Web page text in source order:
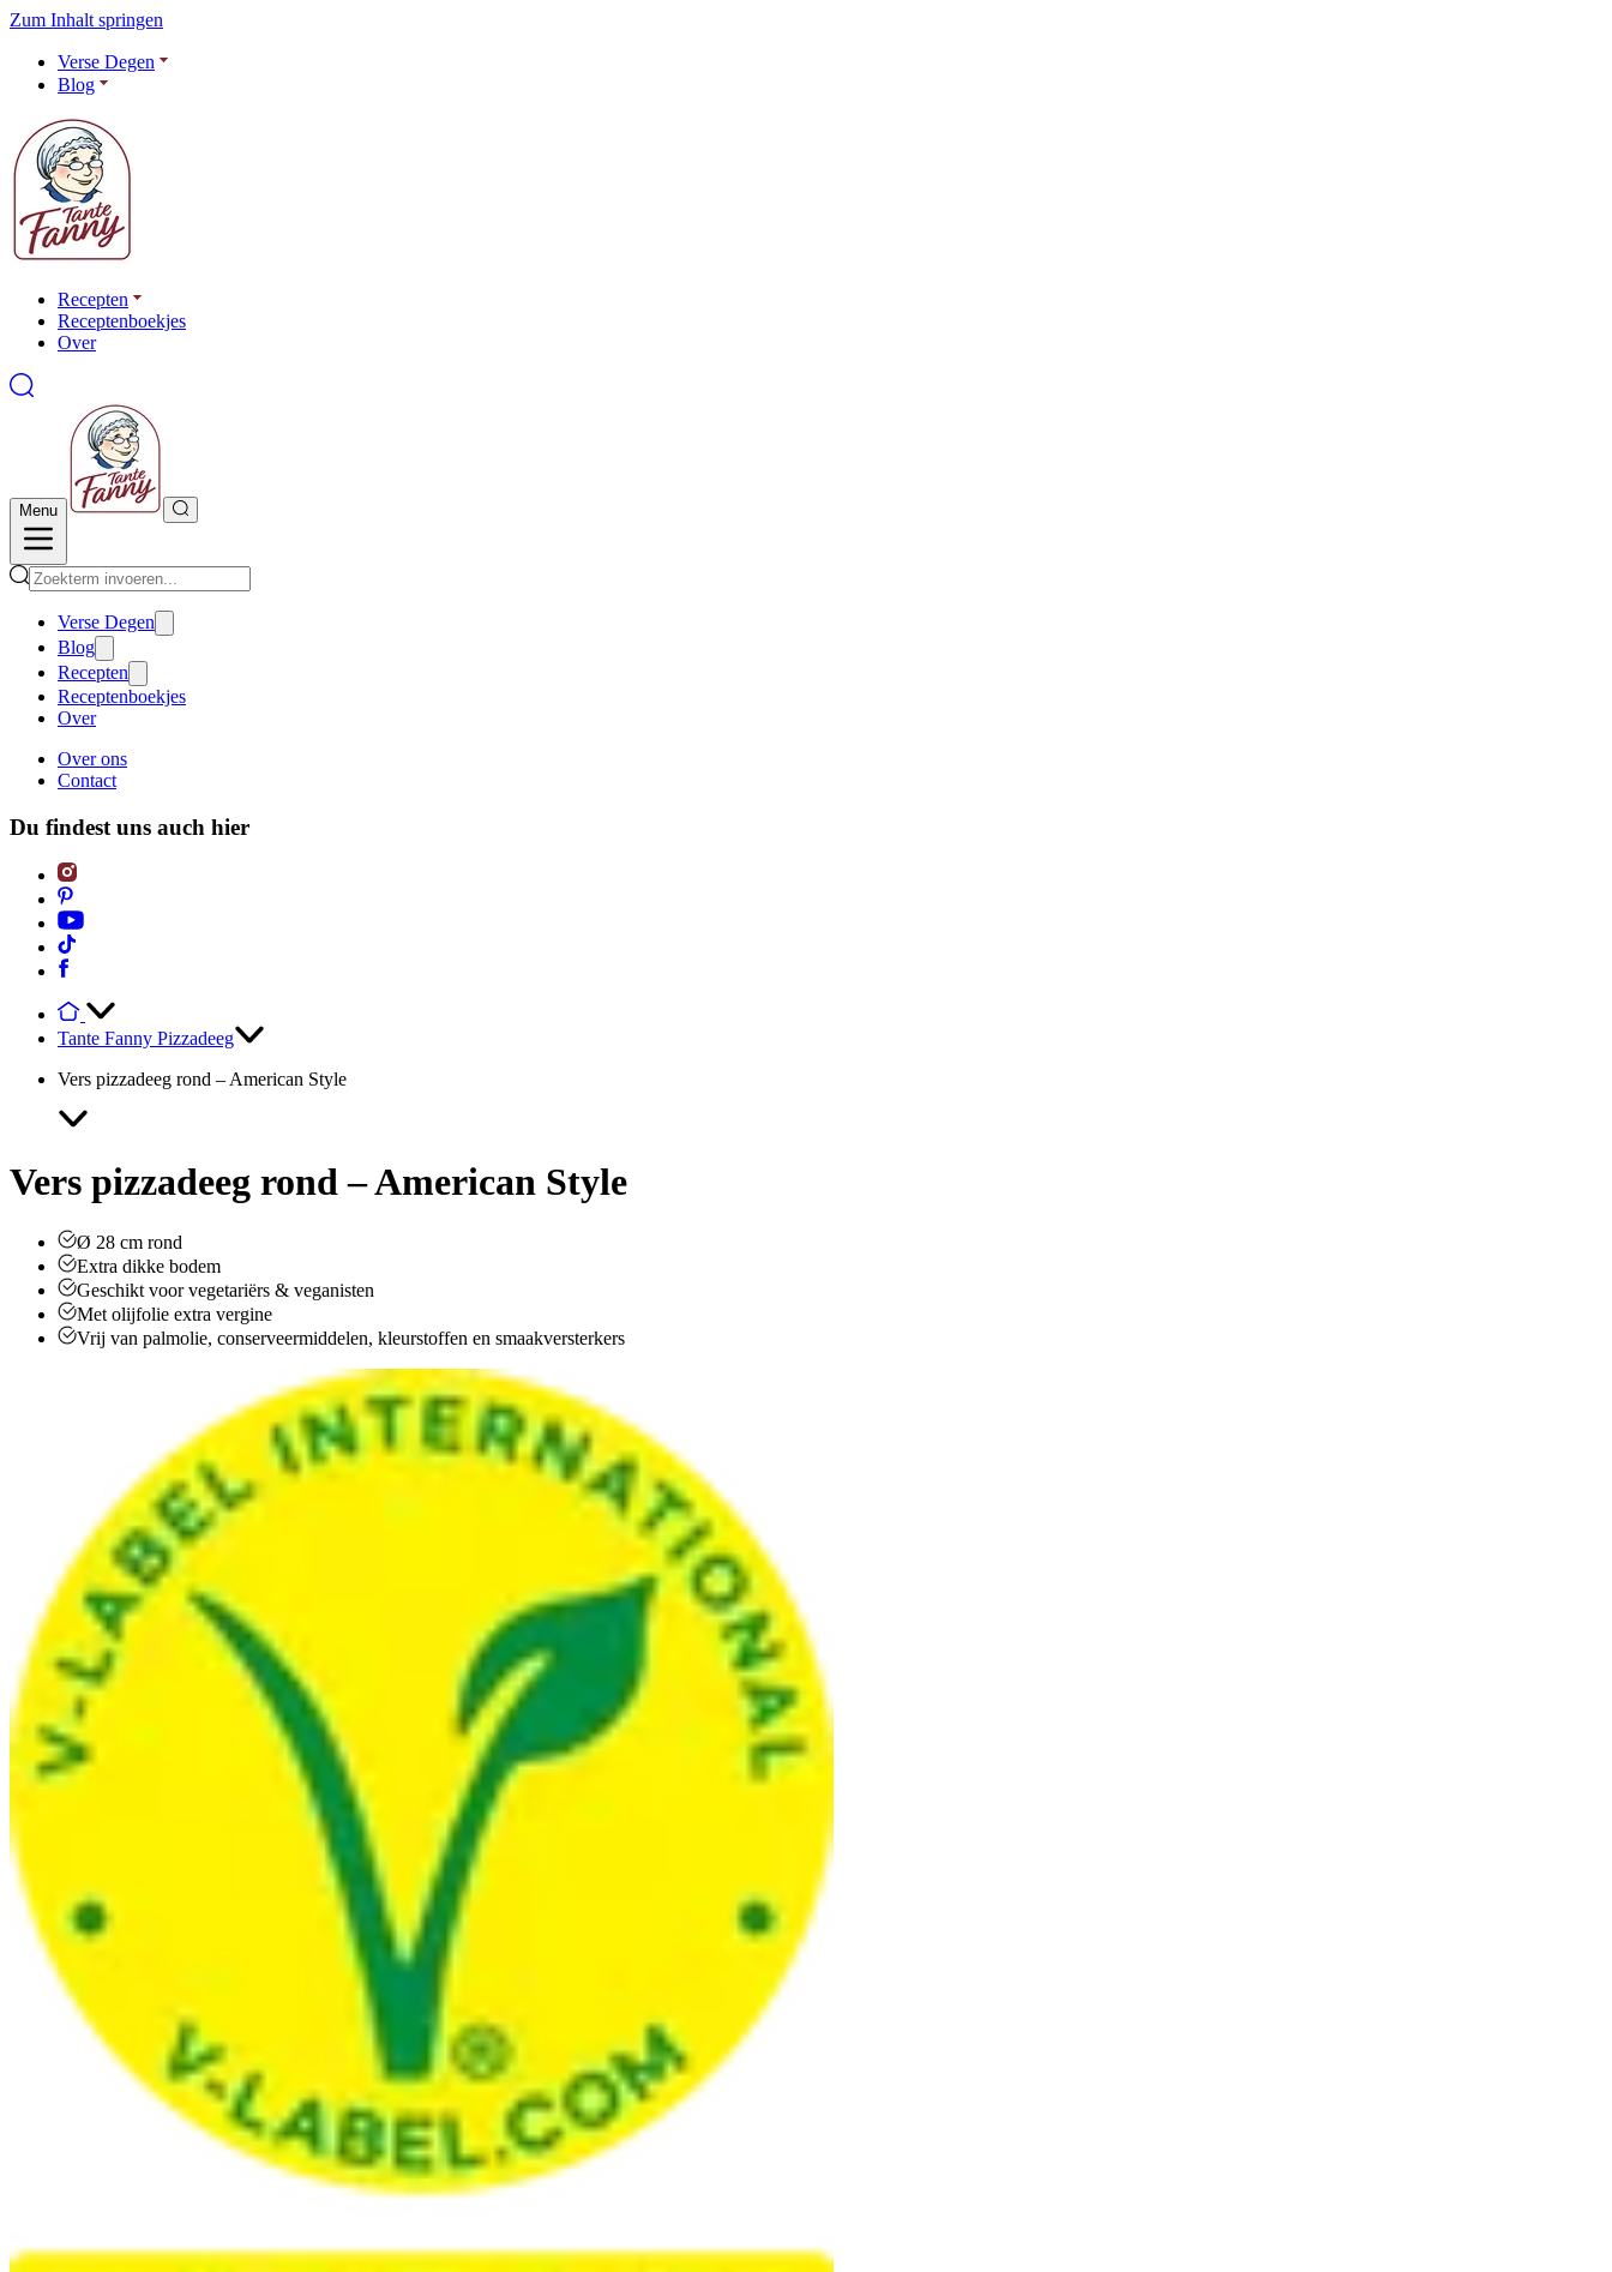
Zum Inhalt springen
Verse Degen
Blog
Recepten
Receptenboekjes
Over
Menu
Verse Degen
Blog
Recepten
Receptenboekjes
Over
Over ons
Contact
Du findest uns auch hier
Tante Fanny Pizzadeeg
Vers pizzadeeg rond – American Style
Vers pizzadeeg rond – American Style
Ø 28 cm rond
Extra dikke bodem
Geschikt voor vegetariërs & veganisten
Met olijfolie extra vergine
Vrij van palmolie, conserveermiddelen, kleurstoffen en smaakversterkers